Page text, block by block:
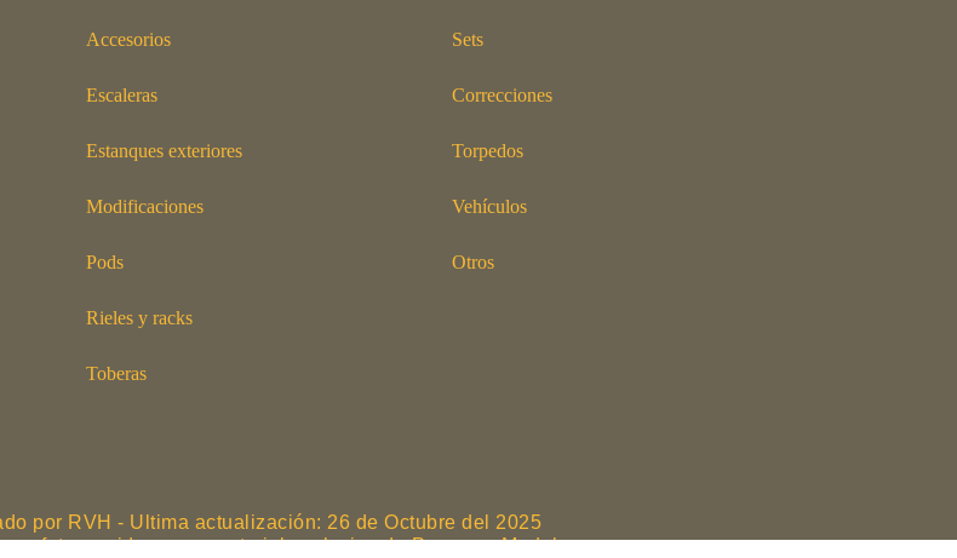
Accesorios
Escaleras
Estanques exteriores
Modificaciones
Pods
Rieles y racks
Toberas
Sets
Correcciones
Torpedos
Vehículos
Otros
por RVH - Ultima actualización: 26 de Octubre del 2025
fotos y videos son material exclusivo de Paveway Models